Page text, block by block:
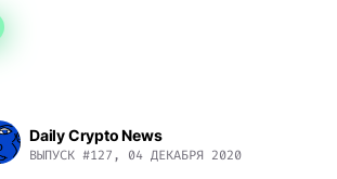
Daily Crypto News
ВЫПУСК #127, 04 ДЕКАБРЯ 2020